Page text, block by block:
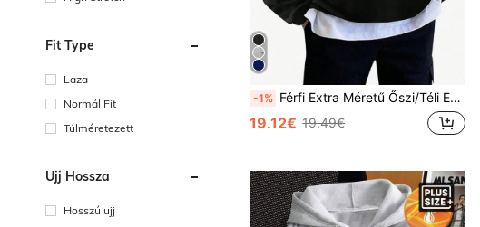
Fit Type
Laza
Normál Fit
Túlméretezett
Ujj Hossza
Hosszú ujj
-1% Férfi Extra Méretű Őszi/Téli Egyszínű Cipzáros, Fél Elöl Elöl Hosszú Ujjú, Laza Lezser Pulóver, Plus Méret
19.12€ 19.49€